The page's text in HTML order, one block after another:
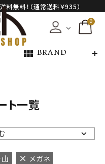
無料！（通常送料￥935）
0
view_module BRAND
ト一覧
メガネ